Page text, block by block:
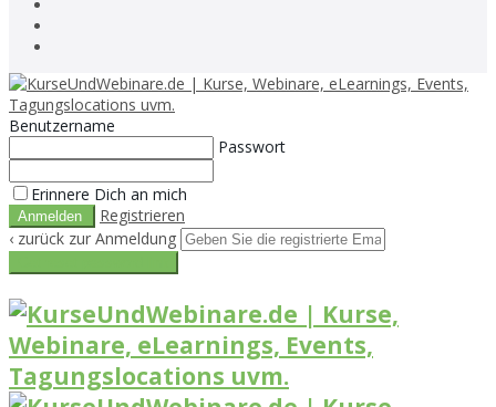
Benutzername
Passwort
Erinnere Dich an mich
Registrieren
‹ zurück zur Anmeldung